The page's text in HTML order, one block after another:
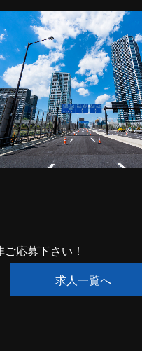
応募下さい！
求人一覧へ